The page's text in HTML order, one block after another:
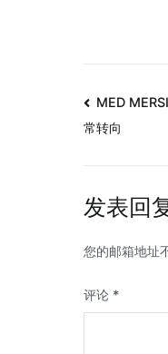
MED
常转向
发表回
您的邮箱地址
评论 *